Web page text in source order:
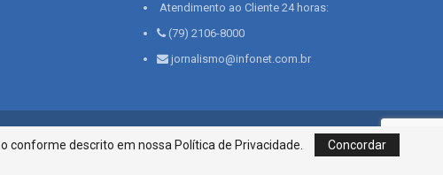
Atendimento ao Cliente 24 horas:
(79) 2106-8000
jornalismo@infonet.com.br
276, Bairro São José | Aracaju-SE, CEP 49015-030, Fone: 79.2106.8000 - CI
Centro de Informações LTDA
conforme descrito em nossa Política de Privacidade.
Concordar